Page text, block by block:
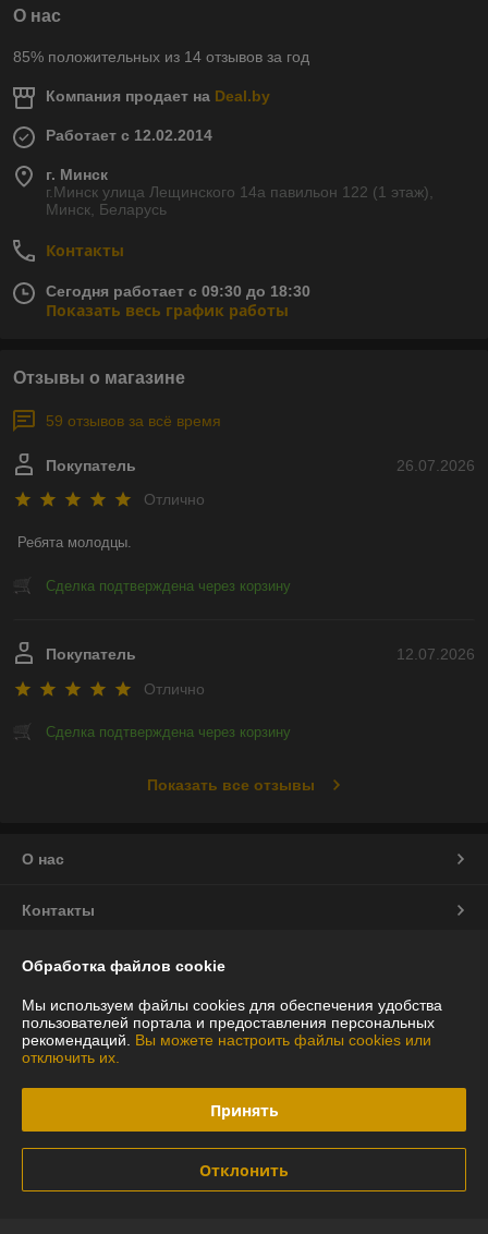
О нас
85% положительных из 14 отзывов за год
Компания продает на Deal.by
Работает с 12.02.2014
г. Минск
г.Минск улица Лещинского 14а павильон 122 (1 этаж),
Минск, Беларусь
Контакты
Сегодня работает с 09:30 до 18:30
Показать весь график работы
Отзывы о магазине
59 отзывов за всё время
26.07.2026
Покупатель
Отлично
Ребята молодцы.
Сделка подтверждена через корзину
12.07.2026
Покупатель
Отлично
Сделка подтверждена через корзину
Показать все отзывы
О нас
Контакты
Доставка и оплата
График работы
Полная версия сайта
Политика обработки cookies
Сайт создан на платформе Deal.by
Обработка файлов cookie
Мы используем файлы cookies для обеспечения удобства
пользователей портала и предоставления персональных
рекомендаций. Вы можете настроить файлы cookies или
отключить их.
Принять
Отклонить